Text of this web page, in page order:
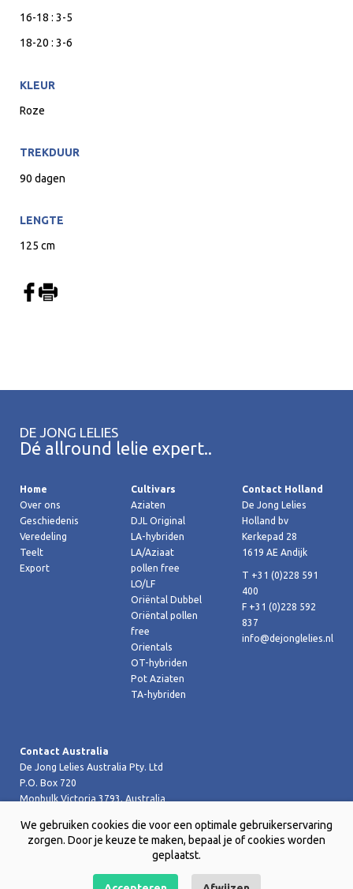
16-18 : 3-5
18-20 : 3-6
KLEUR
Roze
TREKDUUR
90 dagen
LENGTE
125 cm
DE JONG LELIES
Dé allround lelie expert..
Home
Over ons
Geschiedenis
Veredeling
Teelt
Export
Cultivars
Aziaten
DJL Original
LA-hybriden
LA/Aziaat
pollen free
LO/LF
Oriëntal Dubbel
Oriëntal pollen
free
Orientals
OT-hybriden
Pot Aziaten
TA-hybriden
Contact Holland
De Jong Lelies
Holland bv
Kerkepad 28
1619 AE Andijk
T +31 (0)228 591
400
F +31 (0)228 592
837
info@dejonglelies.nl
Contact Australia
De Jong Lelies Australia Pty. Ltd
P.O. Box 720
Monbulk Victoria 3793, Australia
T +61 (0)359 619 188
F +61 (0)359 619 199 joost@dejongleliesaustralia.com.au
We gebruiken cookies die voor een optimale gebruikerservaring
zorgen. Door je keuze te maken, bepaal je of cookies worden
geplaatst.